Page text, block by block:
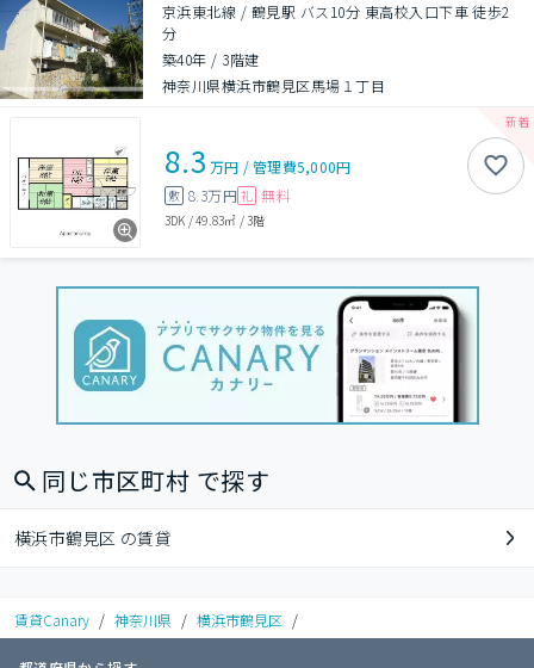
京浜東北線 / 鶴見駅 バス10分 東高校入口下車 徒歩2
分
築40年 / 3階建
神奈川県横浜市鶴見区馬場１丁目
8.3 万円 /管理費5,000円
敷 8.3万円 礼 無料
3DK /49.83㎡ /3階
同じ市区町村 で探す
横浜市鶴見区 の賃貸
賃貸Canary / 神奈川県 / 横浜市鶴見区 /